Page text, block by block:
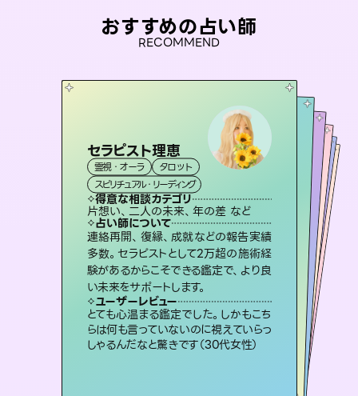
おすすめの占い師
RECOMMEND
セラピスト理恵
霊視・オーラ
タロット
スピリチュアル・リーディング
得意な相談カテゴリ
片想い、二人の未来、年の差 など
占い師について
連絡再開、復縁、成就などの報告実績
多数。セラピストとして2万超の施術経
験があるからこそできる鑑定で、より良
い未来をサポートします。
ユーザーレビュー
とても心温まる鑑定でした。しかもこち
らは何も言っていないのに視えていらっ
しゃるんだなと驚きです（30代女性）
彗望（すいぼう）
霊視・オーラ 透視
スピリチュアル・リーディング
得意な相談カテゴリ
片想い、あの人の気持ち、復縁 など
占い師について
3,700年以上の歴史を持つ東洋最古の
占術「易占」で詳細まで占い、幸せへ向
かう道筋を示します。厳しい結果にも具
体的な対策をお伝えします。
ユーザーレビュー
複雑な背景もしっかり聞いて鑑定して
いただけました。気持ちが楽になりまし
た（50代 女性）
アイリス -iris-
西洋占星術 タロット
ルーン
得意な相談カテゴリ
恋愛総合、片想い、二人の未来 など
占い師について
復縁、恋愛、不倫の行方、同性愛や片
思い、仕事関係や借金問題まで知りた
いことや心の負担になっていることを
紐解き、背中をそっと押して導きます。
ユーザーレビュー
安心感のあり、言い切ってくれる所や濁
さない鑑定のおかげで、毎回自分の気
持ちを整えられます（30代 男性）
桃源珠羽 とうげんみう
霊視・オーラ
スピリチュアル・リーディング
得意な相談カテゴリ
片想い、あの人の気持ち、復縁 など
占い師について
恋愛のお悩みの中でも特に「曖昧な関係」の相談を得意としており、友達以上恋人未満なお相手との今後や本音を丁寧に読み解き恋愛成就へと導きます。
ユーザーレビュー
鑑定していただいてアドバイス通りに行
動すると仲が復活してきました。ありが
とうございました（40代 女性）
未来視師＊花
霊視・オーラ
スピリチュアル・リーディング
得意な相談カテゴリ
出逢い、片想い、復縁 など
占い師について
未来には何パターンもの選択肢があり
ます。不安で視えにくくなっているあな
たの素敵な未来を見つけ、その未来を
選択できるようアドバイスします。
ユーザーレビュー
職場の人の性質や人間関係、本心など
本当によく視えていてびっくり。対策が
打てて前向きになれます（40代）
おう 霊感オラクル
霊視・オーラ
オラクルカード
得意な相談カテゴリ
恋愛総合、あの人の気持ち など
占い師について
霊視×オラクルカードを使って「今」と
「未来」そして「気になるあの人の気持
ち」まで丁寧に読み解き、恋や人生のヒ
ントを優しく引き出します。
ユーザーレビュー
不安な気持ちが嘘みたいに晴れまし
た…！よく視えていらっしゃるんだなと
感じました（40代 女性）